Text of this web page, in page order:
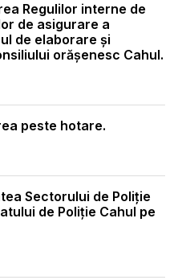
Regulilor interne de
de asigurare a
de elaborare şi
orășenesc Cahul.
peste hotare.
Sectorului de Poliţie
de Poliţie Cahul pe